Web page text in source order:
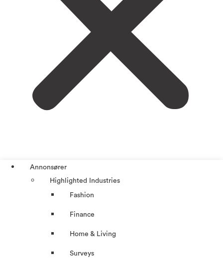
Annonsører
Highlighted Industries
Fashion
Finance
Home & Living
Surveys